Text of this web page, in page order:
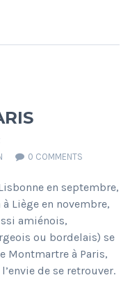
0 COMMENTS
en septembre,
Liège en novembre,
amiénois,
ou bordelais) se
Montmartre à Paris,
de se retrouver.